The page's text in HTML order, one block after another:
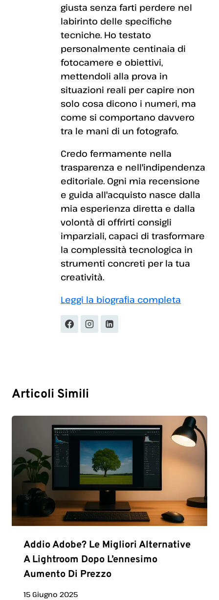
giusta senza farti perdere nel
labirinto delle specifiche
tecniche. Ho testato
personalmente centinaia di
fotocamere e obiettivi,
mettendoli alla prova in
situazioni reali per capire non
solo cosa dicono i numeri, ma
come si comportano davvero
tra le mani di un fotografo.
Credo fermamente nella
trasparenza e nell'indipendenza
editoriale. Ogni mia recensione
e guida all'acquisto nasce dalla
mia esperienza diretta e dalla
volontà di offrirti consigli
imparziali, capaci di trasformare
la complessità tecnologica in
strumenti concreti per la tua
creatività.
Leggi la biografia completa
Articoli Simili
Addio Adobe? Le Migliori Alternative
A Lightroom Dopo L’ennesimo
Aumento Di Prezzo
15 Giugno 2025